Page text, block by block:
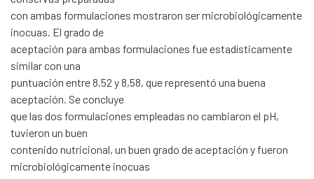
Communities & Collections
All of DSpace
Contacto
con ambas formulaciones mostraron ser microbiológicamente
inocuas. El grado de
aceptación para ambas formulaciones fue estadísticamente
similar con una
puntuación entre 8,52 y 8,58, que representó una buena
aceptación. Se concluye
que las dos formulaciones empleadas no cambiaron el pH,
tuvieron un buen
contenido nutricional, un buen grado de aceptación y fueron
microbiológicamente inocuas